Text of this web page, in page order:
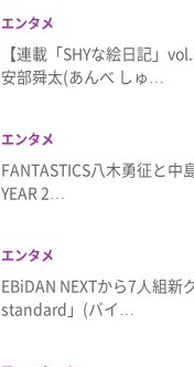
エンタメ
【連載「SHYな絵日記」
安部舜太(あんべ しゅ…
エンタメ
FANTASTICS八木勇征と中
YEAR 2…
エンタメ
EBiDAN NEXTから7⼈組新
standard」(バイ…